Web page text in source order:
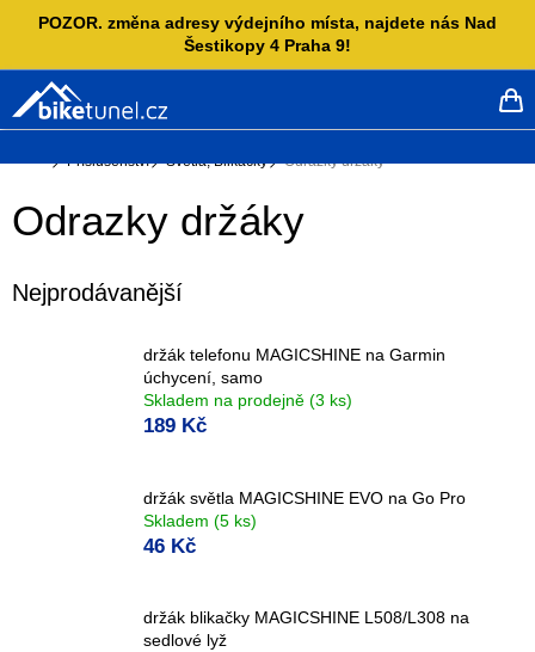
POZOR. změna adresy výdejního místa, najdete nás Nad
Šestikopy 4 Praha 9!
Domů
Příslušenství Světla, Blikačky Odrazky držáky
Odrazky držáky
Nejprodávanější
držák telefonu MAGICSHINE na Garmin
úchycení, samo
Skladem na prodejně (3 ks)
189 Kč
držák světla MAGICSHINE EVO na Go Pro
Skladem (5 ks)
46 Kč
držák blikačky MAGICSHINE L508/L308 na
sedlové lyž